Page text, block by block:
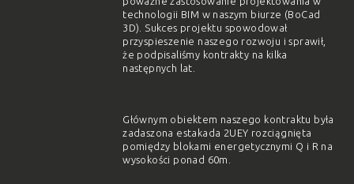
technologii BIM w naszym biurze (BoCad
3D). Sukces projektu spowodował
przyspieszenie naszego rozwoju i sprawił,
że podpisaliśmy kontrakty na kilka
następnych lat.
Głównym obiektem naszego kontraktu była
zadaszona estakada 2UEY rozciągnięta
pomiędzy blokami energetycznymi Q i R na
wysokości ponad 60m.